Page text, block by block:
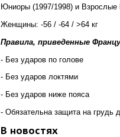
Юниоры (1997/1998) и
Женщины: -56 / -64 / >64 кг
Правила, приведенные
- Без ударов по голове
- Без ударов локтями
- Без ударов ниже пояса
- Обязательна защита на грудь
В новостях